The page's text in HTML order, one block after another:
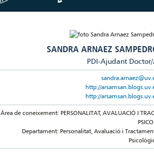
SANDRA ARNAEZ
PDI-Ajudant
http://
http://
Àrea de coneixement: PERSONALITAT, AVALUACIÓ I
Departament: Personalitat, Avaluació i